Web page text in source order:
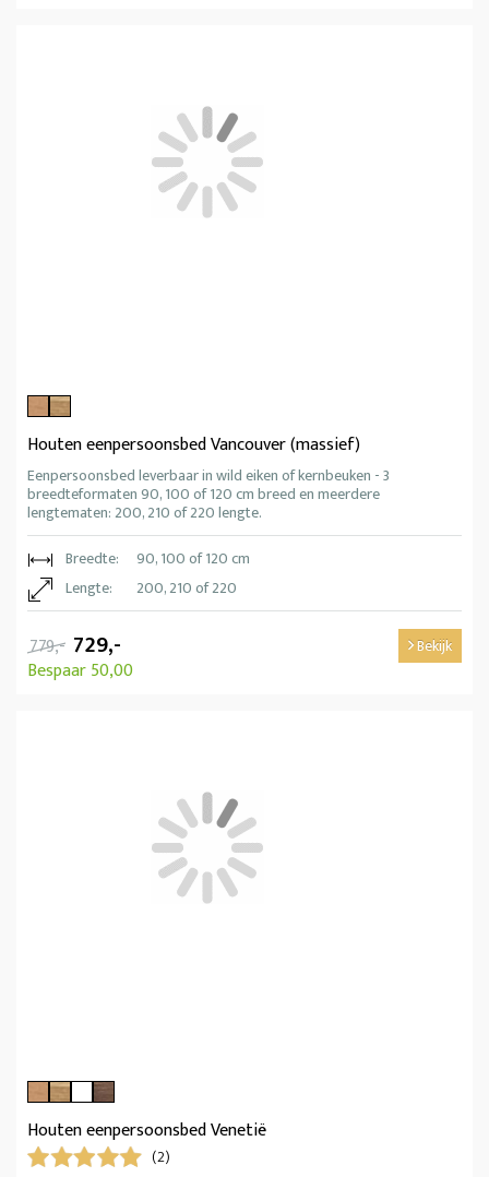
Houten eenpersoonsbed Vancouver (massief)
Eenpersoonsbed leverbaar in wild eiken of kernbeuken - 3
breedteformaten 90, 100 of 120 cm breed en meerdere
lengtematen: 200, 210 of 220 lengte.
Breedte:
90, 100 of 120 cm
Lengte:
200, 210 of 220
779,- 729,-
Bespaar 50,00
Bekijk
Houten eenpersoonsbed Venetië
(2)